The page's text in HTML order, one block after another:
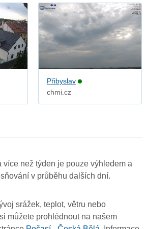
Přibyslav
chmi.cz
více než týden je pouze výhledem a
v průběhu dalších dní.
srážek, teplot, větru nebo
můžete prohlédnout na našem